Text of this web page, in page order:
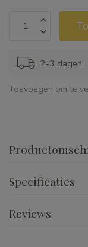
2-3 dagen
Toevoegen om te
Specificaties
Reviews